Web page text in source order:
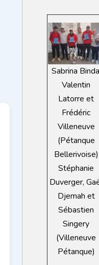
Sabrina
Valentin
Latorre et
Frédéric
Villeneuve
(Pétanque
Bellerivoise)
Stéphanie
Duverger,
Djemah et
Sébastien
Singery
(Villeneuve
Pétanque)